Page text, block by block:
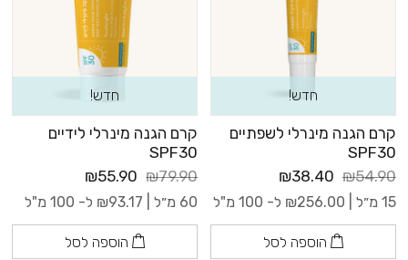
חדש!
קרם הגנה מינרלי לשפתיים
SPF30
₪54.90
₪38.40
15 מ״ל | ₪256.00 ל- 100 מ"ל
הוספה לסל
חדש!
קרם הגנה מינרלי לידיים
SPF30
₪79.90
₪55.90
60 מ״ל | ₪93.17 ל- 100 מ"ל
הוספה לסל